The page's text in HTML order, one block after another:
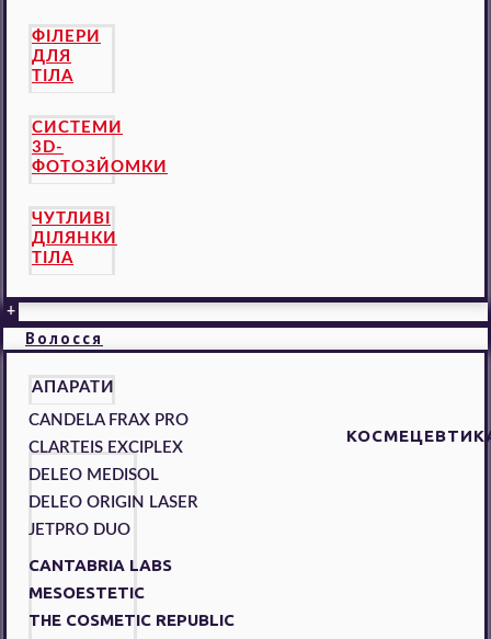
ФІЛЕРИ
ДЛЯ
ТІЛА
СИСТЕМИ
3D-
ФОТОЗЙОМКИ
ЧУТЛИВІ
ДІЛЯНКИ
ТІЛА
+
Волосся
АПАРАТИ
CANDELA FRAX PRO
CLARTEIS EXCIPLEX
DELEO MEDISOL
DELEO ORIGIN LASER
JETPRO DUO
CANTABRIA LABS
MESOESTETIC
THE COSMETIC REPUBLIC